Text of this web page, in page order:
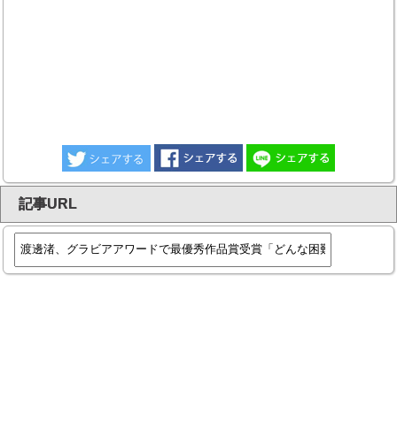
記事URL